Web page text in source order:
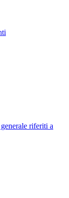
riferiti a